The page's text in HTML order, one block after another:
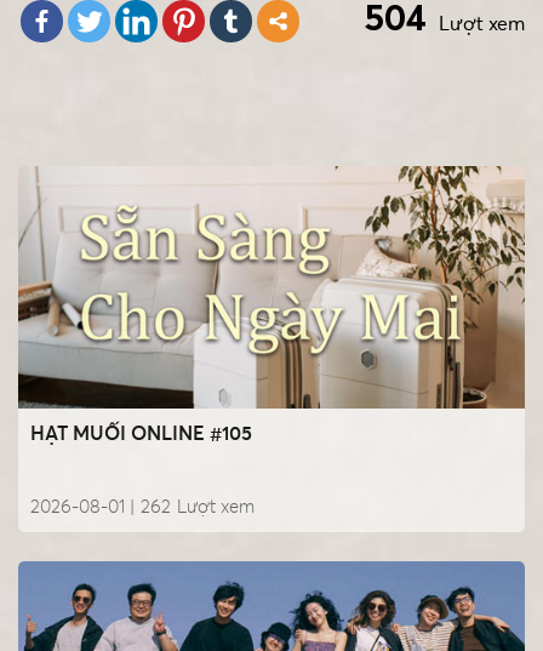
Lượt xem
504
HẠT MUỐI ONLINE #105
2026-08-01 | Lượt xem
262